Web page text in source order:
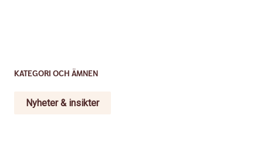
KATEGORI OCH ÄMNEN
Nyheter & insikter